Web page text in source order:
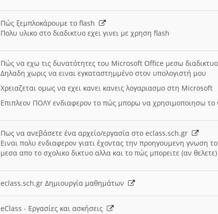
Πώς ξεμπλοκάρουμε το flash
Πολυ υλικο στο διαδικτυο εχει γινει με χρηση flash
Πώς να εχω τις δυνατότητες του Microsoft Office μεσω
Δηλαδη χωρις να ειναι εγκαταστημμένο στον υπολογιστή μου
Χρειαζεται ομως να εχει κανει κανεις λογαριασμο στη Microsoft
Επιπλεον ΠΟΛΥ ενδιαφερον το πώς μπορω να χρησιμοποιησω
Πως να ανεβάσετε ένα αρχείο/εργασία στο eclass.sch.gr
Ειναι πολυ ενδιαφερον γιατι έχοντας την προηγουμενη γνωση
μεσα απο το σχολικο δικτυο αλλα και το πώς μπορειτε (αν
eclass.sch.gr Δημιουργία μαθημάτων
eClass - Εργασίες και ασκήσεις